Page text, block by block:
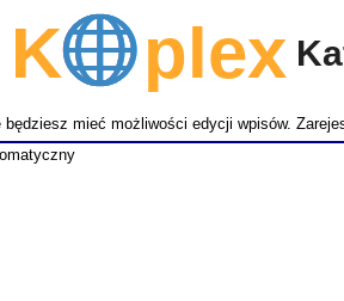
Kplex
będziesz mieć możliwości edycji wpisów.